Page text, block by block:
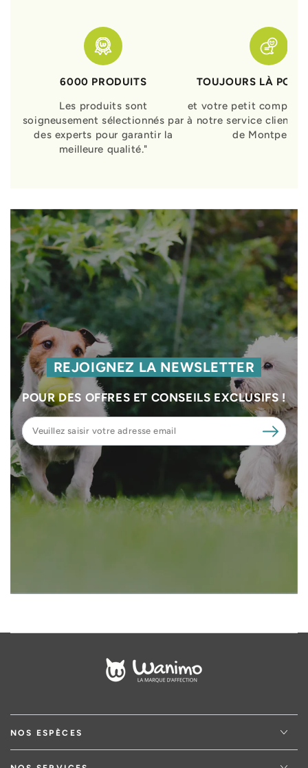
6000 PRODUITS
Les produits sont
soigneusement sélectionnés par
des experts pour garantir la
meilleure qualité."
TOUJOURS LÀ
et votre petit
à notre service clients
de Montpellier
REJOIGNEZ LA NEWSLETTER
POUR DES OFFRES ET CONSEILS EXCLUSIFS !
Veuillez
saisir
votre
adresse
email
NOS ESPÈCES